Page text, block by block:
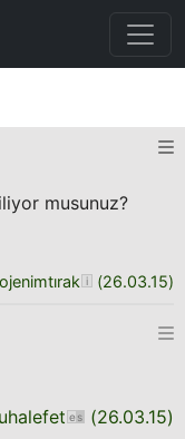
musunuz?
(26.03.15)
(26.03.15)